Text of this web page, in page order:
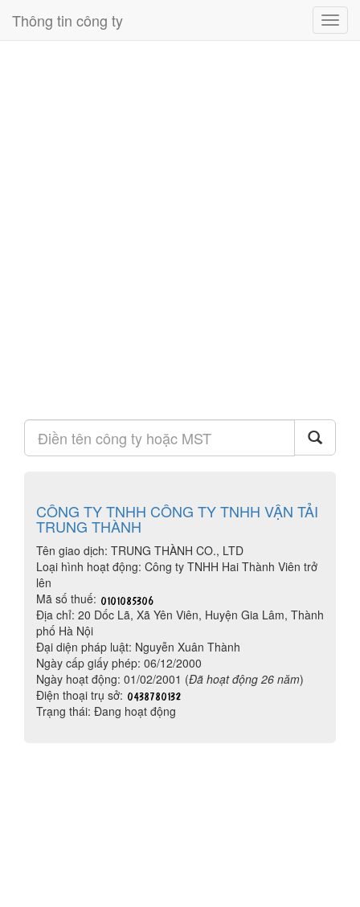
Thông tin công ty
CÔNG TY TNHH CÔNG TY TNHH VẬN TẢI
TRUNG THÀNH
Tên giao dịch: TRUNG THÀNH CO., LTD
Loại hình hoạt động: Công ty TNHH Hai Thành Viên trở
lên
Mã số thuế:
Địa chỉ: 20 Dốc Lã, Xã Yên Viên, Huyện Gia Lâm, Thành
phố Hà Nội
Đại diện pháp luật: Nguyễn Xuân Thành
Ngày cấp giấy phép: 06/12/2000
Ngày hoạt động: 01/02/2001 (Đã hoạt động 26 năm)
Điện thoại trụ sở:
Trạng thái: Đang hoạt động